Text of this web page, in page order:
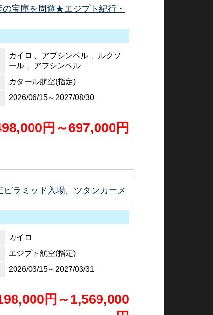
宝庫を周遊★エジプト紀行・
カイロ 、アブシンベル 、ルクソ
ール 、アブシンベル
カタール航空(指定)
2026/06/15～2027/08/30
円～697,000円
ラミッド入場、ツタンカーメ
カイロ
エジプト航空(指定)
2026/03/15～2027/03/31
円～1,569,000